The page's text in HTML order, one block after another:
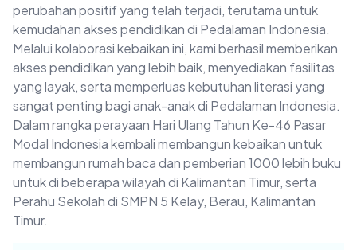
perubahan positif yang telah terjadi, terutama untuk
kemudahan akses pendidikan di Pedalaman Indonesia.
Melalui kolaborasi kebaikan ini, kami berhasil memberikan
akses pendidikan yang lebih baik, menyediakan fasilitas
yang layak, serta memperluas kebutuhan literasi yang
sangat penting bagi anak-anak di Pedalaman Indonesia.
Dalam rangka perayaan Hari Ulang Tahun Ke-46 Pasar
Modal Indonesia kembali membangun kebaikan untuk
membangun rumah baca dan pemberian 1000 lebih buku
untuk di beberapa wilayah di Kalimantan Timur, serta
Perahu Sekolah di SMPN 5 Kelay, Berau, Kalimantan
Timur.